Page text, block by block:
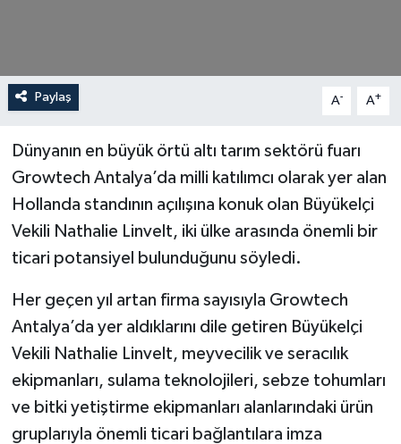
Paylaş A- A+
Dünyanın en büyük örtü altı tarım sektörü fuarı
Growtech Antalya’da milli katılımcı olarak yer alan
Hollanda standının açılışına konuk olan Büyükelçi
Vekili Nathalie Linvelt, iki ülke arasında önemli bir
ticari potansiyel bulunduğunu söyledi.
Her geçen yıl artan firma sayısıyla Growtech
Antalya’da yer aldıklarını dile getiren Büyükelçi
Vekili Nathalie Linvelt, meyvecilik ve seracılık
ekipmanları, sulama teknolojileri, sebze tohumları
ve bitki yetiştirme ekipmanları alanlarındaki ürün
gruplarıyla önemli ticari bağlantılara imza